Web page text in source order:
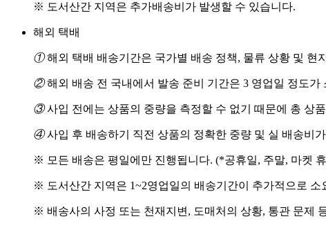
※ 도서산간 지역은 추가배송비가 발생할 수 있습니다.
해외 택배
①해외 택배 배송기간은 국가별 배송 정책, 물류 상황 및 현
②해외 배송 전 국내에서 발송 준비 기간은 3 영업일 정도가
③사입 전에는 상품의 중량을 측정할 수 없기 때문에 총 상
④사입 후 배송하기 직전 상품의 정확한 중량 및 실 배송비
※ 모든 배송은 평일에만 진행됩니다. (*공휴일, 주말, 마켓
※ 도서산간 지역은 1~2영업일의 배송기간이 추가적으로 소
※ 배송사의 사정 또는 천재지변, 도매처의 상황, 통관 문제